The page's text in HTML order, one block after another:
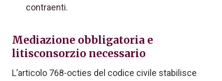
contraenti.
Mediazione obbligatoria e
litisconsorzio necessario
L’articolo 768-octies del codice civile stabilisce